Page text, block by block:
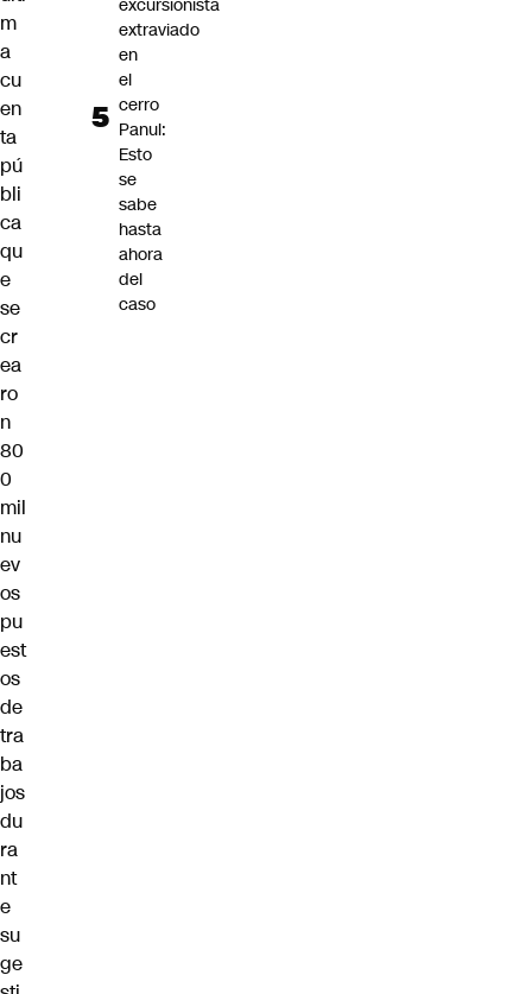
m
a
cu
en
ta
pú
bli
ca
qu
e
se
cr
ea
ro
n
80
0
mil
nu
ev
os
pu
est
os
de
tra
ba
jos
du
ra
nt
e
su
ge
excursionista
extraviado
en
el
cerro
Panul:
Esto
se
sabe
hasta
ahora
del
caso